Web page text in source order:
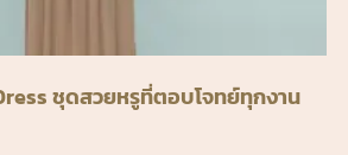
ชุดสวยหรูที่ตอบโจทย์ทุกงาน